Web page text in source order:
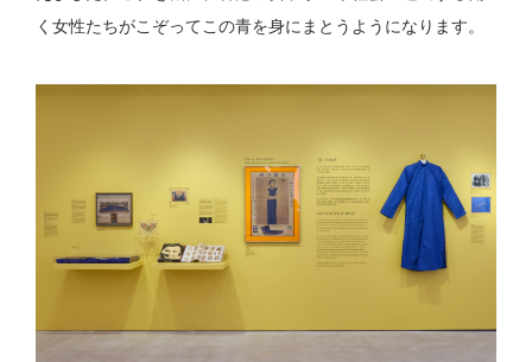
く女性たちがこぞってこの青を身にまとうようになります。